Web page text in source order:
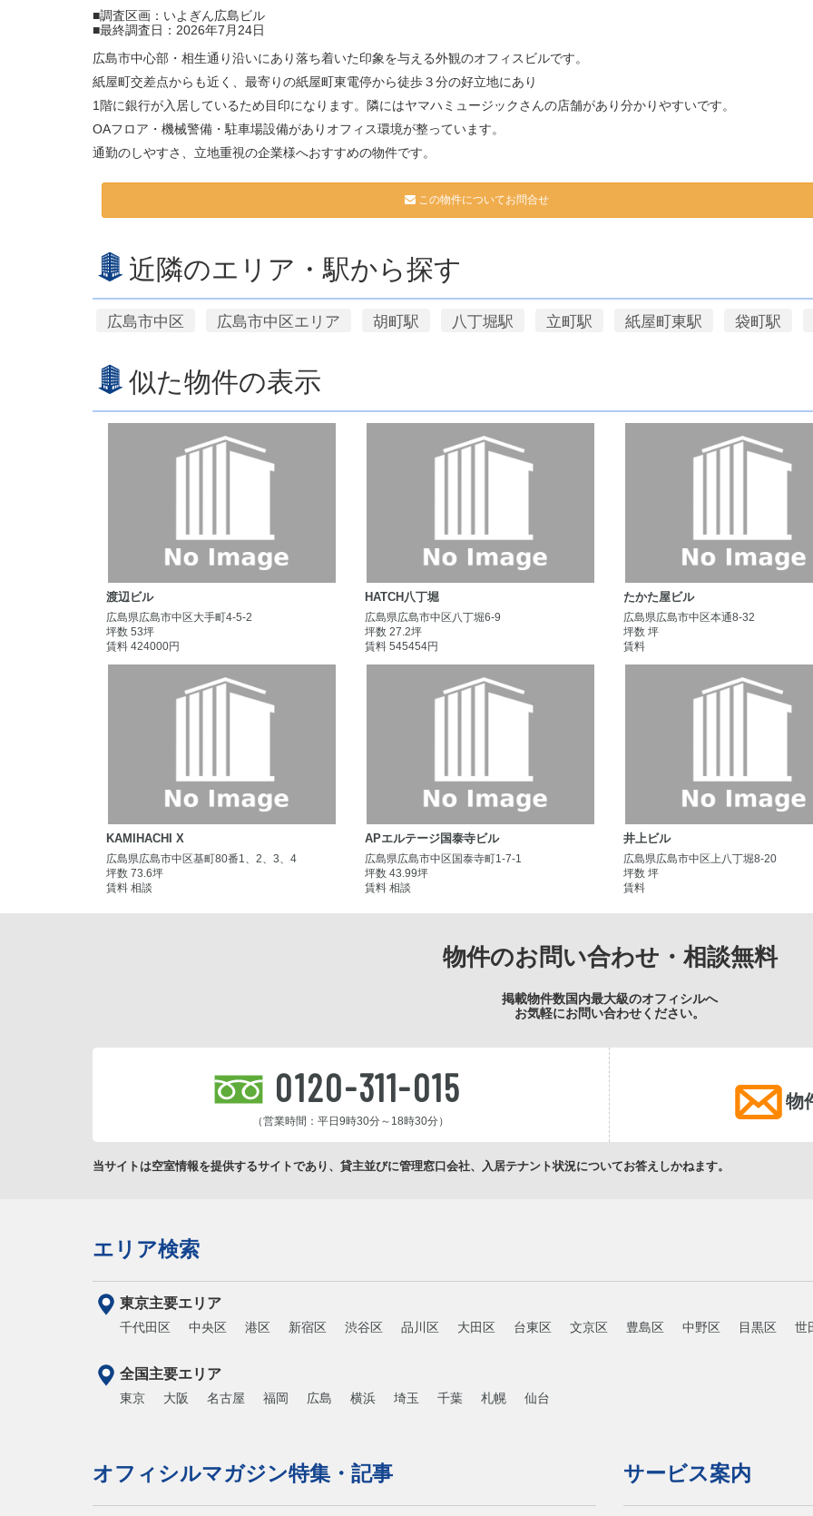
■調査区画：いよぎん広島ビル
■最終調査日：2026年7月24日
広島市中心部・相生通り沿いにあり落ち着いた印象を与える外観のオフィスビルです。
紙屋町交差点からも近く、最寄りの紙屋町東電停から徒歩３分の好立地にあり
1階に銀行が入居しているため目印になります。隣にはヤマハミュージックさんの店舗があり分かりやすいです。
OAフロア・機械警備・駐車場設備がありオフィス環境が整っています。
通勤のしやすさ、立地重視の企業様へおすすめの物件です。
この物件についてお問合せ
近隣のエリア・駅から探す
広島市中区 広島市中区エリア 胡町駅 八丁堀駅 立町駅 紙屋町東駅 袋町駅
似た物件の表示
渡辺ビル
広島県広島市中区大手町4-5-2
坪数 53坪
賃料 424000円
HATCH八丁堀
広島県広島市中区八丁堀6-9
坪数 27.2坪
賃料 545454円
たかた屋ビル
広島県広島市中区本通8-32
坪数 坪
賃料
KAMIHACHI X
広島県広島市中区基町80番1、2、3、4
坪数 73.6坪
賃料 相談
APエルテージ国泰寺ビル
広島県広島市中区国泰寺町1-7-1
坪数 43.99坪
賃料 相談
井上ビル
広島県広島市中区上八丁堀8-20
坪数 坪
賃料
物件のお問い合わせ・相談無料
掲載物件数国内最大級のオフィシルへ
お気軽にお問い合わせください。
0120-311-015
（営業時間：平日9時30分～18時30分）
物
当サイトは空室情報を提供するサイトであり、貸主並びに管理窓口会社、入居テナント状況についてお答えしかねます。
エリア検索
東京主要エリア
千代田区 中央区 港区 新宿区 渋谷区 品川区 大田区 台東区 文京区 豊島区 中野区 目黒区 世
全国主要エリア
東京 大阪 名古屋 福岡 広島 横浜 埼玉 千葉 札幌 仙台
オフィシルマガジン特集・記事 サービス案内